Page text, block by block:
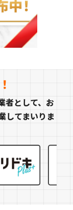
者として、お
してまいりま